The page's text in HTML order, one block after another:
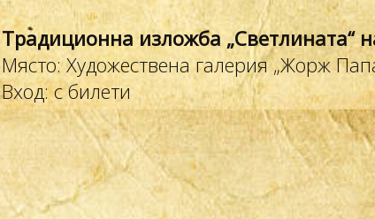
Традиционна изложба „Светлината“
Място: Художествена галерия „Жорж
Вход: с билети